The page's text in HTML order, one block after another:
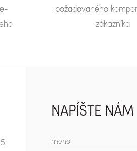
požadovaného
zákazníka
NAPÍŠTE NÁM